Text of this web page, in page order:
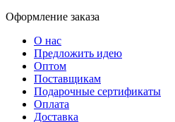
Оформление заказа
О нас
Предложить идею
Оптом
Поставщикам
Подарочные сертификаты
Оплата
Доставка